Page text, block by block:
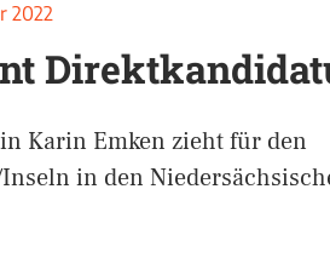
2022
Karin Emken zieht für den
in den